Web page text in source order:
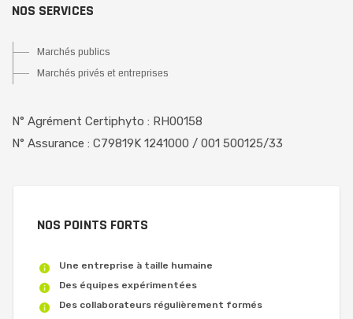
NOS SERVICES
Marchés publics
Marchés privés et entreprises
N° Agrément Certiphyto : RH00158
N° Assurance : C79819K 1241000 / 001 500125/33
NOS POINTS FORTS
Une entreprise à taille humaine
Des équipes expérimentées
Des collaborateurs régulièrement formés